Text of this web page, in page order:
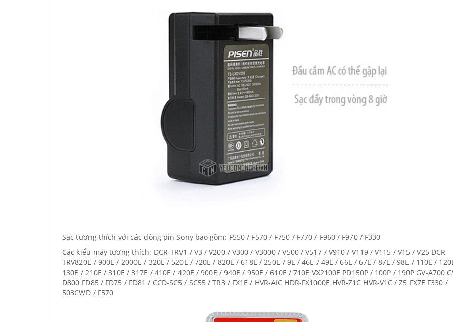
Sạc tương thích với các dòng pin Sony bao gồm: F550 / F570 / F750 / F770 / F960 / F970 / F330
Các kiểu máy tương thích: DCR-TRV1 / V3 / V200 / V300 / V3000 / V500 / V517 / V910 / V119 / V115 / V15 / V25 DCR-
TRV820E / 900E / 2000E / 320E / 520E / 720E / 820E / 618E / 250E / 9E / 46E / 49E / 66E / 67E / 87E / 98E / 110E /
130E / 210E / 310E / 317E / 410E / 420E / 900E / 940E / 950E / 610E / 710E VX2100E PD150P / 100P / 190P GV-A700
D800 FD85 / FD75 / FD81 / CCD-SC5 / SC55 / TR3 / FX1E / HVR-AIC HDR-FX1000E HVR-Z1C HVR-V1C / Z5 FX7E F330 /
503CWD / F570